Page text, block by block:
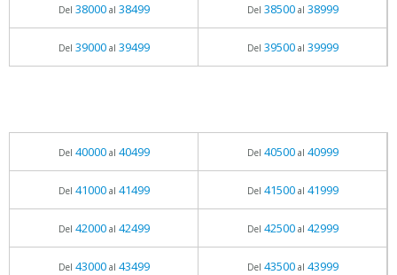
Del 38000al 38499 Del 38500al 38999
Del 39000al 39499 Del 39500al 39999
Del 40000al 40499 Del 40500al 40999
Del 41000al 41499 Del 41500al 41999
Del 42000al 42499 Del 42500al 42999
Del 43000al 43499 Del 43500al 43999